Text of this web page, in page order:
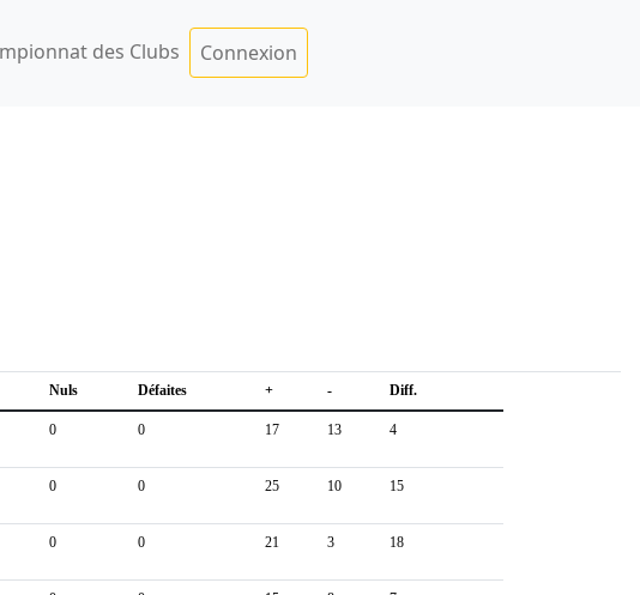
des Clubs Connexion
Nuls Défaites + - Diff.
0 0 17 13 4
0 0 25 10 15
0 0 21 3 18